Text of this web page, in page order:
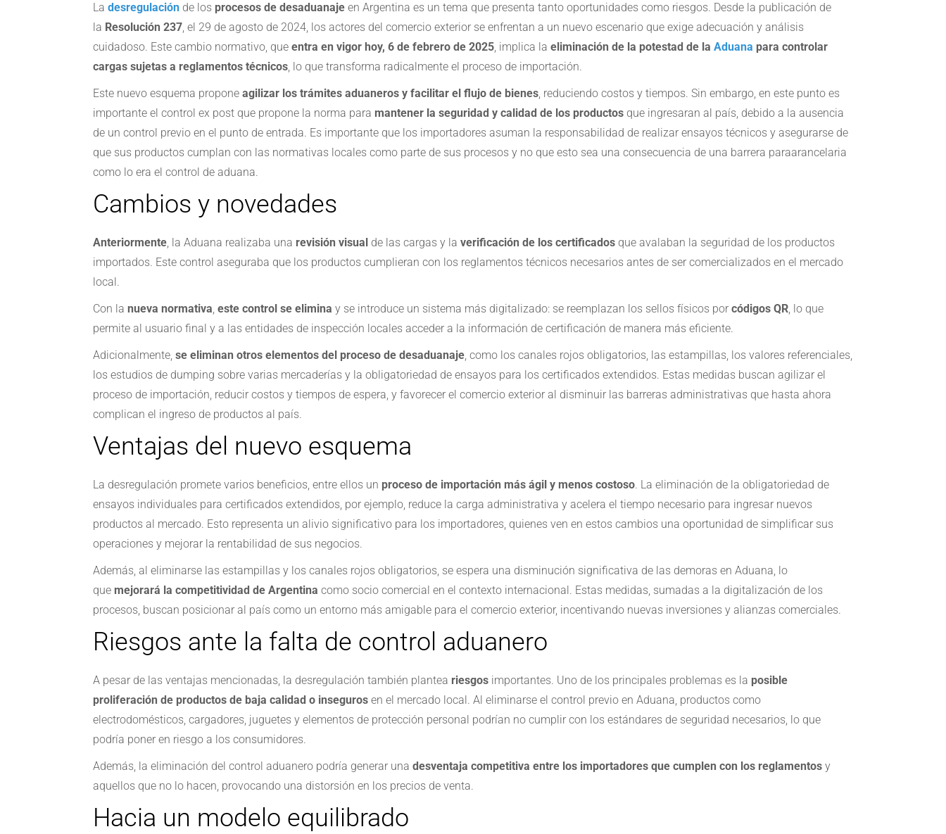
La desregulación de los procesos de desaduanaje en Argentina es un tema que presenta tanto oportunidades como riesgos. Desde la publicación de
la Resolución 237, el 29 de agosto de 2024, los actores del comercio exterior se enfrentan a un nuevo escenario que exige adecuación y análisis
cuidadoso. Este cambio normativo, que entra en vigor hoy, 6 de febrero de 2025, implica la eliminación de la potestad de la Aduana para controlar
cargas sujetas a reglamentos técnicos, lo que transforma radicalmente el proceso de importación.
Este nuevo esquema propone agilizar los trámites aduaneros y facilitar el flujo de bienes, reduciendo costos y tiempos. Sin embargo, en este punto es
importante el control ex post que propone la norma para mantener la seguridad y calidad de los productos que ingresaran al país, debido a la ausencia
de un control previo en el punto de entrada. Es importante que los importadores asuman la responsabilidad de realizar ensayos técnicos y asegurarse de
que sus productos cumplan con las normativas locales como parte de sus procesos y no que esto sea una consecuencia de una barrera paraarancelaria
como lo era el control de aduana.
Cambios y novedades
Anteriormente, la Aduana realizaba una revisión visual de las cargas y la verificación de los certificados que avalaban la seguridad de los productos
importados. Este control aseguraba que los productos cumplieran con los reglamentos técnicos necesarios antes de ser comercializados en el mercado
local.
Con la nueva normativa, este control se elimina y se introduce un sistema más digitalizado: se reemplazan los sellos físicos por códigos QR, lo que
permite al usuario final y a las entidades de inspección locales acceder a la información de certificación de manera más eficiente.
Adicionalmente, se eliminan otros elementos del proceso de desaduanaje, como los canales rojos obligatorios, las estampillas, los valores referenciales,
los estudios de dumping sobre varias mercaderías y la obligatoriedad de ensayos para los certificados extendidos. Estas medidas buscan agilizar el
proceso de importación, reducir costos y tiempos de espera, y favorecer el comercio exterior al disminuir las barreras administrativas que hasta ahora
complican el ingreso de productos al país.
Ventajas del nuevo esquema
La desregulación promete varios beneficios, entre ellos un proceso de importación más ágil y menos costoso. La eliminación de la obligatoriedad de
ensayos individuales para certificados extendidos, por ejemplo, reduce la carga administrativa y acelera el tiempo necesario para ingresar nuevos
productos al mercado. Esto representa un alivio significativo para los importadores, quienes ven en estos cambios una oportunidad de simplificar sus
operaciones y mejorar la rentabilidad de sus negocios.
Además, al eliminarse las estampillas y los canales rojos obligatorios, se espera una disminución significativa de las demoras en Aduana, lo
que mejorará la competitividad de Argentina como socio comercial en el contexto internacional. Estas medidas, sumadas a la digitalización de los
procesos, buscan posicionar al país como un entorno más amigable para el comercio exterior, incentivando nuevas inversiones y alianzas comerciales.
Riesgos ante la falta de control aduanero
A pesar de las ventajas mencionadas, la desregulación también plantea riesgos importantes. Uno de los principales problemas es la posible
proliferación de productos de baja calidad o inseguros en el mercado local. Al eliminarse el control previo en Aduana, productos como
electrodomésticos, cargadores, juguetes y elementos de protección personal podrían no cumplir con los estándares de seguridad necesarios, lo que
podría poner en riesgo a los consumidores.
Además, la eliminación del control aduanero podría generar una desventaja competitiva entre los importadores que cumplen con los reglamentos y
aquellos que no lo hacen, provocando una distorsión en los precios de venta.
Hacia un modelo equilibrado